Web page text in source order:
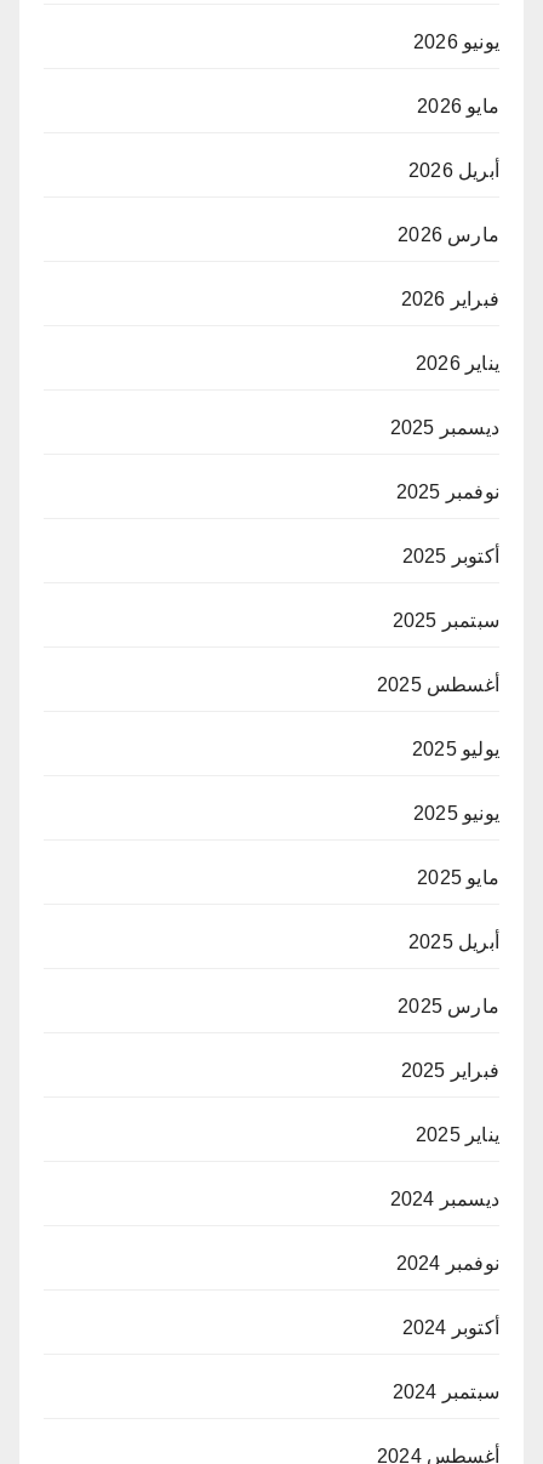
يونيو 2026
مايو 2026
أبريل 2026
مارس 2026
فبراير 2026
يناير 2026
ديسمبر 2025
نوفمبر 2025
أكتوبر 2025
سبتمبر 2025
أغسطس 2025
يوليو 2025
يونيو 2025
مايو 2025
أبريل 2025
مارس 2025
فبراير 2025
يناير 2025
ديسمبر 2024
نوفمبر 2024
أكتوبر 2024
سبتمبر 2024
أغسطس 2024